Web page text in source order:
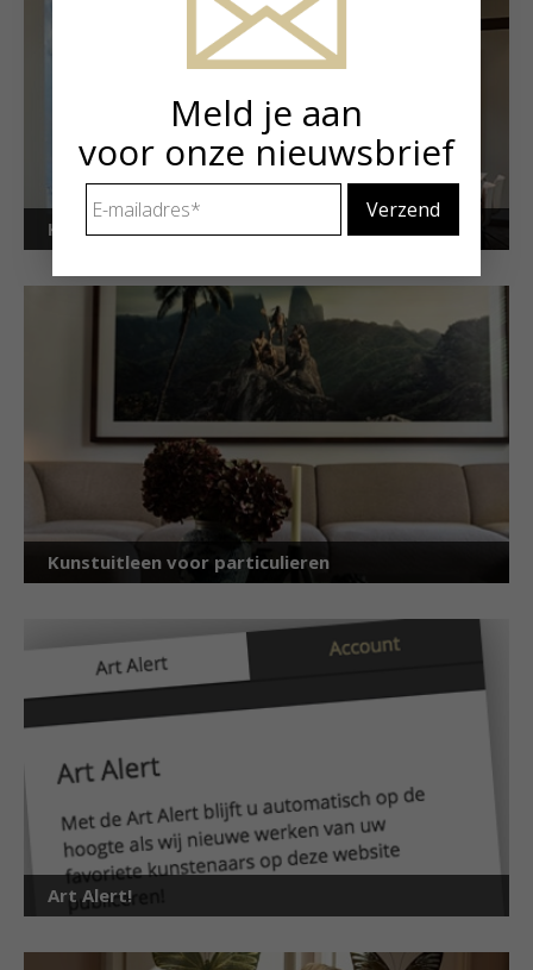
Kunstuitleen voor bedrijven
Kunstuitleen voor particulieren
Art Alert!
Meld je aan
voor onze nieuwsbrief
mailadres *